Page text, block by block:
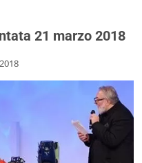
21 marzo 2018